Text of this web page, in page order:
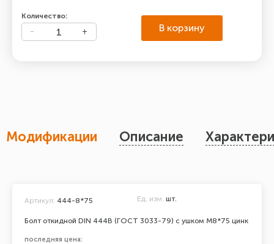
Количество:
В корзину
Модификации Описание
Болт откидной DIN 444В (ГОСТ 3033-79) с ушком М8*75 цинк
Артикул: 444-8*75 Ед. изм. шт.
последняя цена: